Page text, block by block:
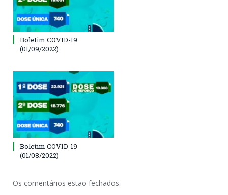
Boletim COVID-19
(01/09/2022)
Boletim COVID-19
(01/08/2022)
Os comentários estão fechados.